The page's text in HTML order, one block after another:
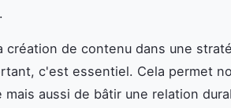
création de contenu dans une
c'est essentiel. Cela permet
mais aussi de bâtir une relation